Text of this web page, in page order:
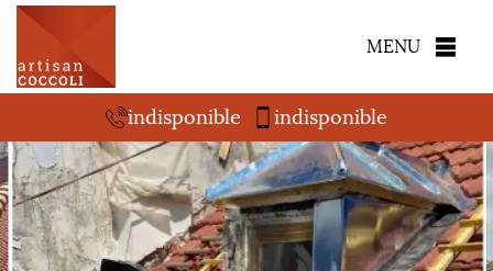
MENU
indisponible indisponible